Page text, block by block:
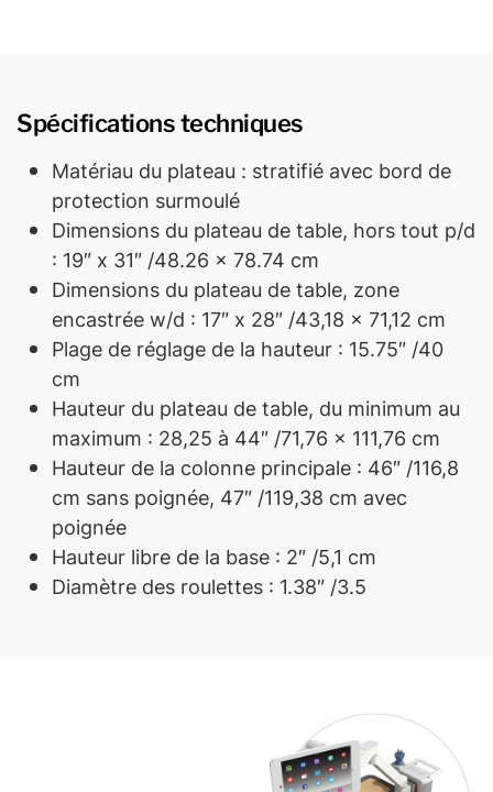
Spécifications techniques
Matériau du plateau : stratifié avec bord de
protection surmoulé
Dimensions du plateau de table, hors tout p/d
: 19″ x 31″ /48.26 x 78.74 cm
Dimensions du plateau de table, zone
encastrée w/d : 17″ x 28″ /43,18 x 71,12 cm
Plage de réglage de la hauteur : 15.75″ /40
cm
Hauteur du plateau de table, du minimum au
maximum : 28,25 à 44″ /71,76 x 111,76 cm
Hauteur de la colonne principale : 46″ /116,8
cm sans poignée, 47″ /119,38 cm avec
poignée
Hauteur libre de la base : 2″ /5,1 cm
Diamètre des roulettes : 1.38″ /3.5